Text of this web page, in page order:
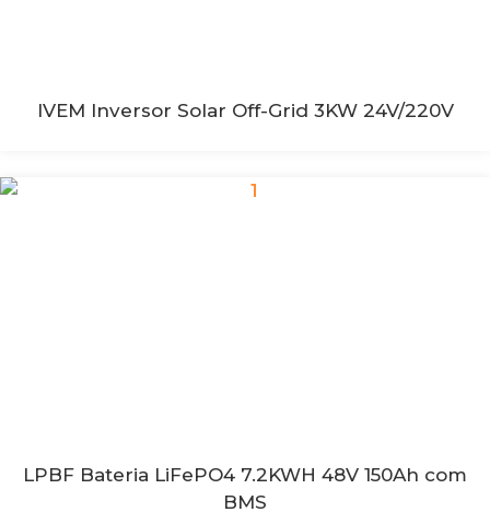
IVEM Inversor Solar Off-Grid 3KW 24V/220V
LPBF Bateria LiFePO4 7.2KWH 48V 150Ah com
BMS